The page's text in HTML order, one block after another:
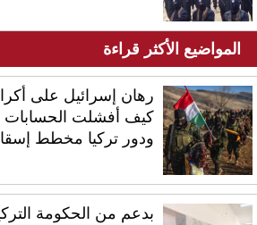
المواضيع الأكثر قراءة
رهان إسرائيل على
كيف أفشلت الحسابات
ودور تركيا مخطط
بدعم من الحكومة